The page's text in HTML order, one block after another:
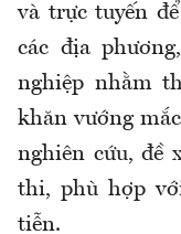
và trực tuyến
các địa
nghiệp nhằm
khăn vướng
nghiên cứu, đề
thi, phù hợp
tiễn.